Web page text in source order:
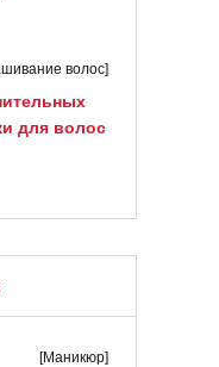
волос]
для волос
[Маникюр]